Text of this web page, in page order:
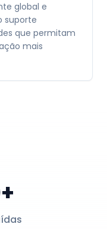
global e
suporte
que permitam
mais